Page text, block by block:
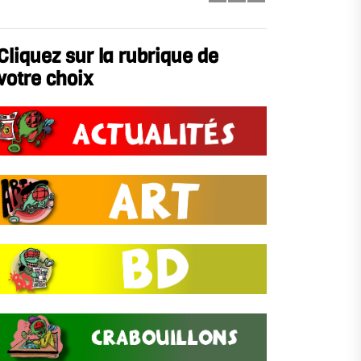
sur la rubrique de
choix